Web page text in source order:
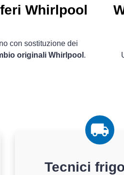
Whirlpool
con sostituzione dei
originali Whirlpool .
Tecnici